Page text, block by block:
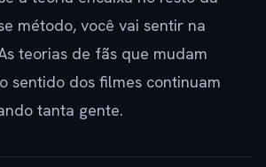
método, você vai sentir na
teorias de fãs que mudam
sentido dos filmes continuam
tanta gente.